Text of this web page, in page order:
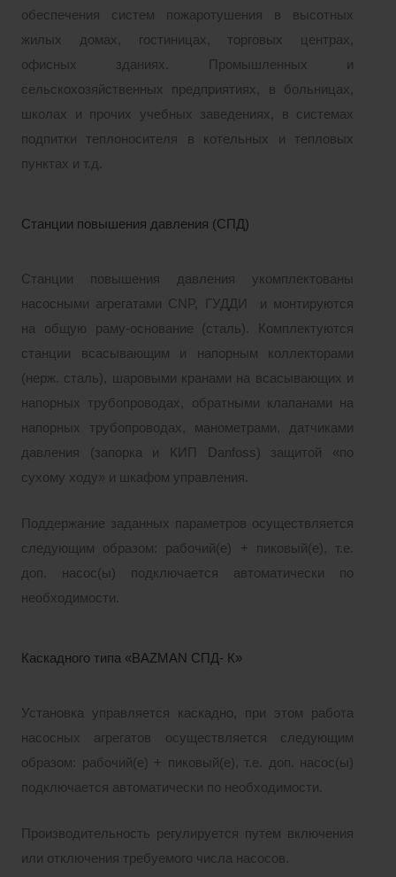
обеспечения систем пожаротушения в высотных
жилых домах, гостиницах, торговых центрах,
офисных зданиях. Промышленных и
сельскохозяйственных предприятиях, в больницах,
школах и прочих учебных заведениях, в системах
подпитки теплоносителя в котельных и тепловых
пунктах и т.д.
Станции повышения давления (СПД)
Станции повышения давления укомплектованы
насосными агрегатами CNP, ГУДДИ и монтируются
на общую раму-основание (сталь). Комплектуются
станции всасывающим и напорным коллекторами
(нерж. сталь), шаровыми кранами на всасывающих и
напорных трубопроводах, обратными клапанами на
напорных трубопроводах, манометрами, датчиками
давления (запорка и КИП Danfoss) защитой «по
сухому ходу» и шкафом управления.
Поддержание заданных параметров осуществляется
следующим образом: рабочий(е) + пиковый(е), т.е.
доп. насос(ы) подключается автоматически по
необходимости.
Каскадного типа «BAZMAN СПД- К»
Установка управляется каскадно, при этом работа
насосных агрегатов осуществляется следующим
образом: рабочий(е) + пиковый(е), т.е. доп. насос(ы)
подключается автоматически по необходимости.
Производительность регулируется путем включения
или отключения требуемого числа насосов.